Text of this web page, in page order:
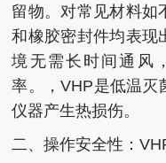
留物。对常见材料如
和橡胶密封件均表现
境无需长时间通风
率。，VHP是低温灭
仪器产生热损伤。
二、操作安全性：